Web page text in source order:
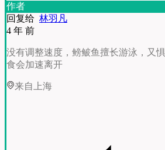
作者
回复给 林羽凡
4 年 前
没有调整速度，鳑鲏鱼擅长游泳，又
食会加速离开
来自上海